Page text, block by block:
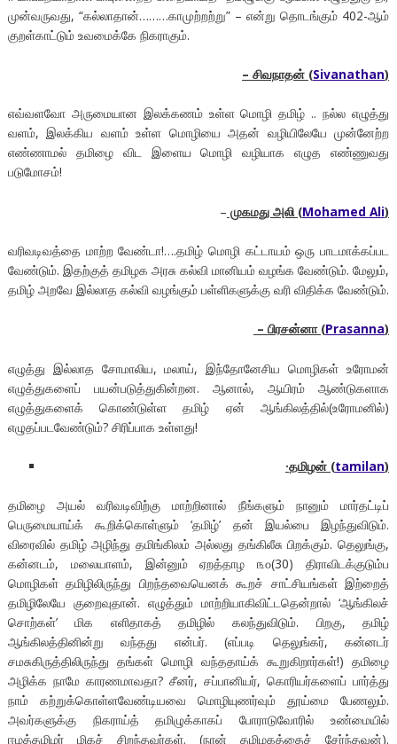
முன்வருவது, “கல்லாதான்………காமுற்றற்று” – என்று தொடங்கும் 402-ஆம்
குறள்காட்டும் உவமைக்கே நிகராகும்.
–சிவநாதன் (Sivanathan)
எவ்வளவோ அருமையான இலக்கணம் உள்ள மொழி தமிழ் .. நல்ல எழுத்து
வளம், இலக்கிய வளம் உள்ள மொழியை அதன் வழியிலேயே முன்னேற்ற
எண்ணாமல் தமிழை விட இளைய மொழி வழியாக எழுத எண்ணுவது
படுமோசம்!
– முகமது அலி(Mohamed Ali)
வரிவடிவத்தை மாற்ற வேண்டா!….தமிழ் மொழி கட்டாயம் ஒரு பாடமாக்கப்பட
வேண்டும். இதற்குத் தமிழக அரசு கல்வி மானியம் வழங்க வேண்டும். மேலும்,
தமிழ் அறவே இல்லாத கல்வி வழங்கும் பள்ளிகளுக்கு வரி விதிக்க வேண்டும்.
–பிரசன்னா (Prasanna)
எழுத்து இல்லாத சோமாலிய, மலாய், இந்தோனேசிய மொழிகள் உரோமன்
எழுத்துகளைப் பயன்படுத்துகின்றன. ஆனால், ஆயிரம் ஆண்டுகளாக
எழுத்துகளைக் கொண்டுள்ள தமிழ் ஏன் ஆங்கிலத்தில்(உரோமனில்)
எழுதப்படவேண்டும்? சிரிப்பாக உள்ளது!
·தமிழன் (tamilan)
தமிழை அயல் வரிவடிவிற்கு மாற்றினால் நீங்களும் நானும் மார்தட்டிப்
பெருமையாய்க் கூறிக்கொள்ளும் ‘தமிழ்’ தன் இயல்பை இழந்துவிடும்.
விரைவில் தமிழ் அழிந்து தமிங்கிலம் அல்லது தங்கிலீசு பிறக்கும். தெலுங்கு,
கன்னடம், மலையாளம், இன்னும் ஏறத்தாழ ௩௦(30) திராவிடக்குடும்ப
மொழிகள் தமிழிலிருந்து பிறந்தவையெனக் கூறச் சாட்சியங்கள் இற்றைத்
தமிழிலேயே குறைவுதான். எழுத்தும் மாற்றியாகிவிட்டதென்றால் ‘ஆங்கிலச்
சொற்கள்’ மிக எளிதாகத் தமிழில் கலந்துவிடும். பிறகு, தமிழ்
ஆங்கிலத்தினின்று வந்தது என்பர். (எப்படி தெலுங்கர், கன்னடர்
சமசுகிருத்திலிருந்து தங்கள் மொழி வந்ததாய்க் கூறுகிறார்கள்!) தமிழை
அழிக்க நாமே காரணமாவதா? சீனர், சப்பானியர், கொரியர்களைப் பார்த்து
நாம் கற்றுக்கொள்ளவேண்டியவை மொழியுணர்வும் தூய்மை பேணலும்.
அவர்களுக்கு நிகராய்த் தமிழுக்காகப் போராடுவோரில் உண்மையில்
ஈழத்தமிழர் மிகச் சிறந்தவர்கள். (நான் தமிழகத்தைச் சேர்ந்தவன்).